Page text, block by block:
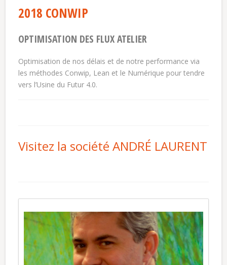
2018 CONWIP
OPTIMISATION DES FLUX ATELIER
Optimisation de nos délais et de notre performance via
les méthodes Conwip, Lean et le Numérique pour tendre
vers l’Usine du Futur 4.0.
Visitez la société ANDRÉ LAURENT